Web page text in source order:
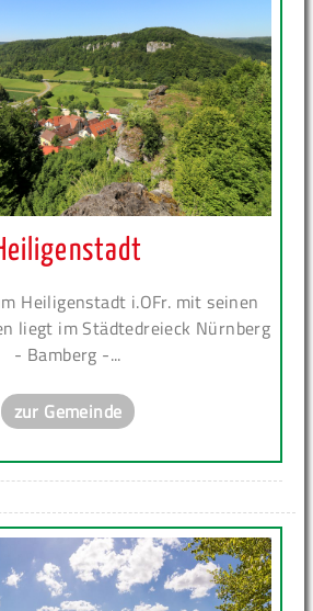
Heiligenstadt i.OFr. mit seinen
liegt im Städtedreieck Nürnberg
- Bamberg -...
zur Gemeinde